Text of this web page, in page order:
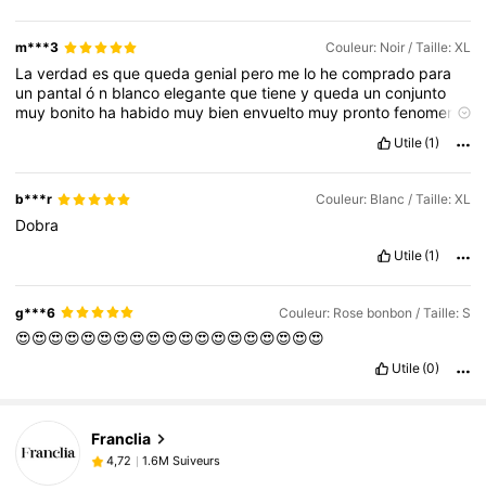
m***3 Couleur: Noir / Taille: XL
Laverdadesquequedagenial pero me lo hecomprado para
un pantaló n blancoelegantequetieneyqueda unconjunto
muy bonito ha habido muy bienenvuelto muy prontofenomenal
Utile (1)
b***r Couleur: Blanc / Taille: XL
Dobra
Utile (1)
g***6 Couleur: Rose bonbon / Taille: S
😍😍😍😍😍😍😍😍😍😍😍😍😍😍😍😍😍😍😍
Utile (0)
Franclia
4,72
1.6M Suiveurs